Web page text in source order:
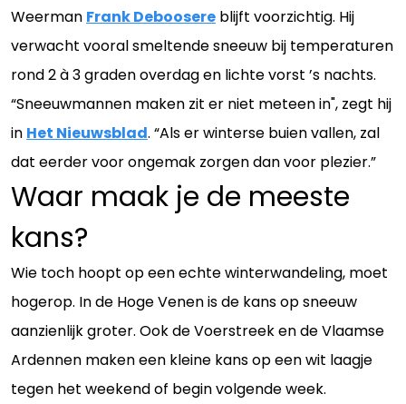
Weerman Frank Deboosere blijft voorzichtig. Hij
verwacht vooral smeltende sneeuw bij temperaturen
rond 2 à 3 graden overdag en lichte vorst ’s nachts.
“Sneeuwmannen maken zit er niet meteen in", zegt hij
in Het Nieuwsblad. “Als er winterse buien vallen, zal
dat eerder voor ongemak zorgen dan voor plezier.”
Waar maak je de meeste
kans?
Wie toch hoopt op een echte winterwandeling, moet
hogerop. In de Hoge Venen is de kans op sneeuw
aanzienlijk groter. Ook de Voerstreek en de Vlaamse
Ardennen maken een kleine kans op een wit laagje
tegen het weekend of begin volgende week.